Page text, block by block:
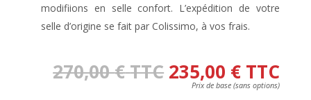
modifiions en selle confort. L’expédition de votre
selle d’origine se fait par Colissimo, à vos frais.
270,00€TTC 235,00 € TTC
Prix de base (sans options)